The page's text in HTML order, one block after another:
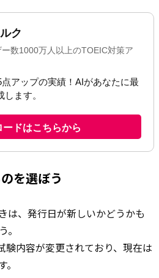
を選ぼう
は、発行日が新しいかどうかも
験内容が変更されており、現在は